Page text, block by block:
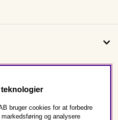
bruger cookies for at forbedre
og analysere